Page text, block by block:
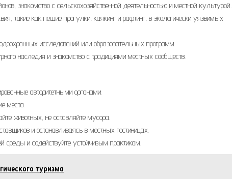
знакомство с сельскохозяйственной деятельностью и местной культурой.
такие как пешие прогулки, каякинг и рафтинг, в экологически уязвимых
исследований или образовательных программ.
наследия и знакомство с традициями местных сообществ.
авторитетными органами.
места.
животных, не оставляйте мусора.
и останавливаясь в местных гостиницах.
среды и содействуйте устойчивым практикам.
туризма